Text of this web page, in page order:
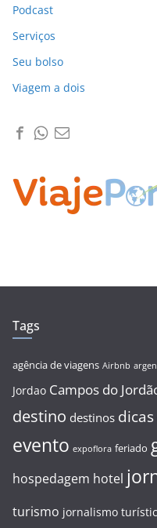
Podcast
Serviços
Seu bolso
Viagem a dois
Tags
agência de viagens Airbnb
Jordao Campos do
destino destinos dicas
evento expoflora feriado
hospedagem hotel
turismo jornalismo